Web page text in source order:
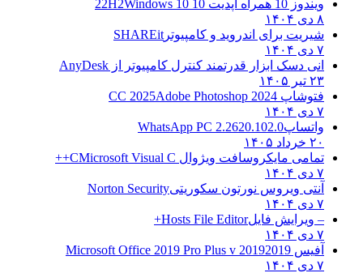
ویندوز 10 همراه آپدیت 10 22H2
Windows 10
۸ دی ۱۴۰۴
شیریت برای اندروید و کامپیوتر SHAREit
۷ دی ۱۴۰۴
انی دسک ابزار قدرتمند کنترل کامپیوتر از AnyDesk
۲۳ تیر ۱۴۰۵
فتوشاپ CC 2025 Adobe Photoshop 2024
۷ دی ۱۴۰۴
واتساپWhatsApp PC 2.2620.102.0
۲۰ خرداد ۱۴۰۵
تمامی مایکروسافت ویژوال C Microsoft Visual C++
۷ دی ۱۴۰۴
آنتی ویروس نورتون سکوریتیNorton Security
۷ دی ۱۴۰۴
– ویرایش فایلHosts File Editor+
۷ دی ۱۴۰۴
آفیس 2019 2019 Microsoft Office 2019 Pro Plus v
۷ دی ۱۴۰۴